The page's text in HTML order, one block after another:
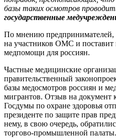
базы таких осмотров
государственные
По мнению предпринимателей,
на участников ОМС и поставит
медпомощи для россиян.
Частные медицинские
правительственный
базы медосмотров россиян и
мигрантов. Отзыв на документ
Госдумы по охране здоровья
президенте по защите прав
нему, в свою очередь,
торгово-промышленной палаты.